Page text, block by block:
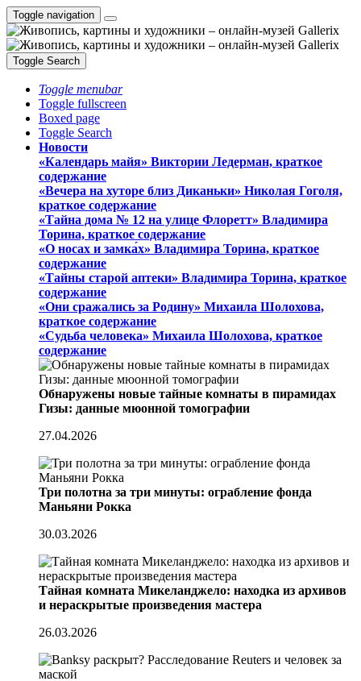
Toggle navigation
Toggle Search
Toggle menubar
Toggle fullscreen
Boxed page
Toggle Search
Новости
«Календарь майя» Виктории Ледерман, краткое
содержание
«Вечера на хуторе близ Диканьки» Николая Гоголя,
краткое содержание
«Тайна дома № 12 на улице Флоретт» Владимира
Торина, краткое содержание
«О носах и замка́х» Владимира Торина, краткое
содержание
«Тайны старой аптеки» Владимира Торина, краткое
содержание
«Они сражались за Родину» Михаила Шолохова,
краткое содержание
«Судьба человека» Михаила Шолохова, краткое
содержание
Обнаружены новые тайные комнаты в пирамидах
Гизы: данные мюонной томографии
27.04.2026
Три полотна за три минуты: ограбление фонда
Маньяни Рокка
30.03.2026
Тайная комната Микеланджело: находка из архивов
и нераскрытые произведения мастера
26.03.2026